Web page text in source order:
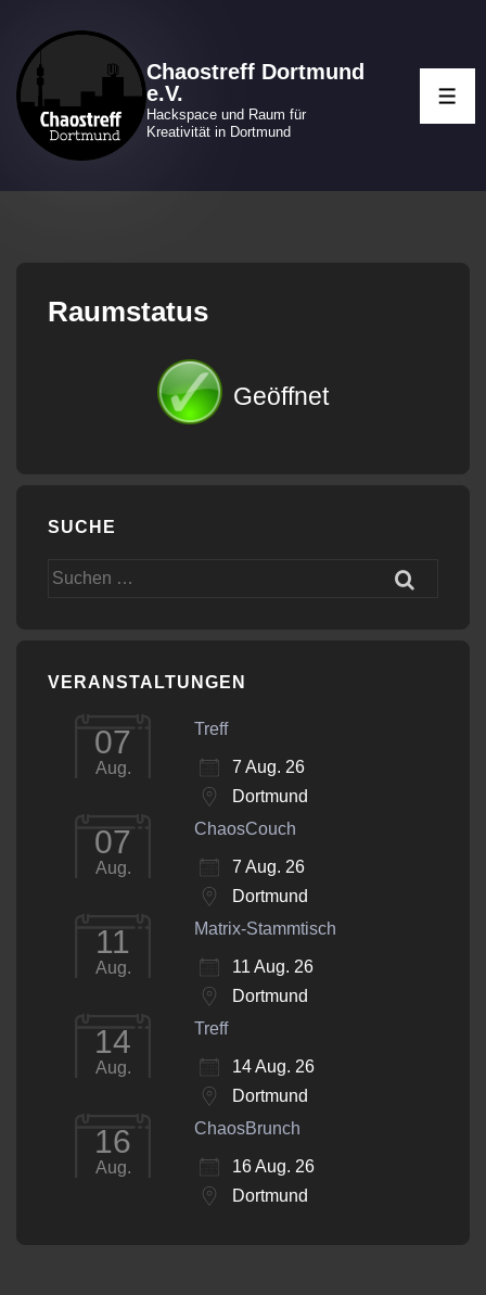
Inhalt
Chaostreff Dortmund
e.V.
Hackspace und Raum für
Kreativität in Dortmund
Raumstatus
Geöffnet
SUCHE
Suchen
VERANSTALTUNGEN
07
Aug.
Treff
7 Aug. 26
Dortmund
07
Aug.
ChaosCouch
7 Aug. 26
Dortmund
11
Aug.
Matrix-Stammtisch
11 Aug. 26
Dortmund
14
Aug.
Treff
14 Aug. 26
Dortmund
16
Aug.
ChaosBrunch
16 Aug. 26
Dortmund